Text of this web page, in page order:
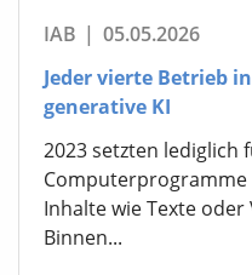
IAB | 05.05.2026
Jeder vierte Betrieb
generative KI
2023 setzten lediglich
Computerprogramme
Inhalte wie Texte
Binnen...